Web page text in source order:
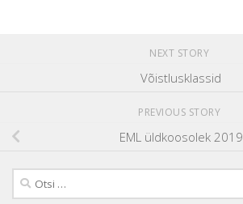
NEXT STORY
Võistlusklassid
PREVIOUS STORY
EML üldkoosolek 2019
Otsi: